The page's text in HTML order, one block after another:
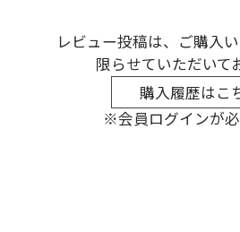
レビュー投稿は、ご購入
限らせていただいて
購入履歴はこ
※会員ログインが必